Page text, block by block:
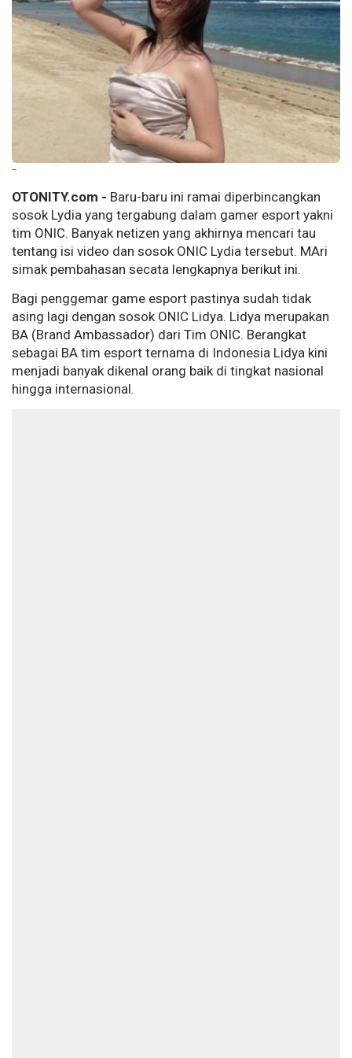
--
OTONITY.com - Baru-baru ini ramai diperbincangkan
sosok Lydia yang tergabung dalam gamer esport yakni
tim ONIC. Banyak netizen yang akhirnya mencari tau
tentang isi video dan sosok ONIC Lydia tersebut. MAri
simak pembahasan secata lengkapnya berikut ini.
Bagi penggemar game esport pastinya sudah tidak
asing lagi dengan sosok ONIC Lidya. Lidya merupakan
BA (Brand Ambassador) dari Tim ONIC. Berangkat
sebagai BA tim esport ternama di Indonesia Lidya kini
menjadi banyak dikenal orang baik di tingkat nasional
hingga internasional.